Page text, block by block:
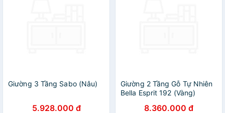
Giường 3 Tầng Sabo (Nâu)
5.928.000 đ
Giường 2 Tầng Gỗ Tự Nhiên
Bella Esprit 192 (Vàng)
8.360.000 đ